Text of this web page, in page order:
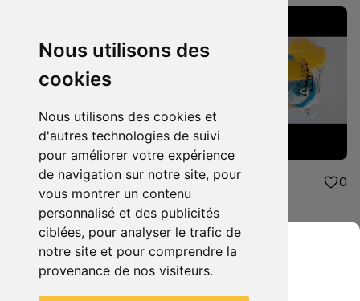
Nous utilisons des
cookies
Nous utilisons des cookies et
d'autres technologies de suivi
pour améliorer votre expérience
de navigation sur notre site, pour
vous montrer un contenu
personnalisé et des publicités
ciblées, pour analyser le trafic de
notre site et pour comprendre la
provenance de nos visiteurs.
4.00€ 0
peluche mcdonald
4.00€ 0